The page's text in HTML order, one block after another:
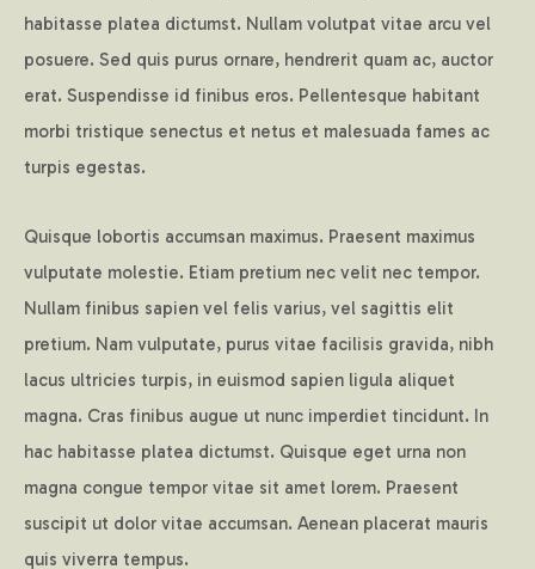
habitasse platea dictumst. Nullam volutpat vitae arcu vel
posuere. Sed quis purus ornare, hendrerit quam ac, auctor
erat. Suspendisse id finibus eros. Pellentesque habitant
morbi tristique senectus et netus et malesuada fames ac
turpis egestas.
Quisque lobortis accumsan maximus. Praesent maximus
vulputate molestie. Etiam pretium nec velit nec tempor.
Nullam finibus sapien vel felis varius, vel sagittis elit
pretium. Nam vulputate, purus vitae facilisis gravida, nibh
lacus ultricies turpis, in euismod sapien ligula aliquet
magna. Cras finibus augue ut nunc imperdiet tincidunt. In
hac habitasse platea dictumst. Quisque eget urna non
magna congue tempor vitae sit amet lorem. Praesent
suscipit ut dolor vitae accumsan. Aenean placerat mauris
quis viverra tempus.